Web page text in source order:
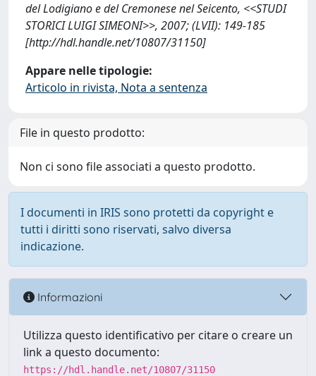
del Lodigiano e del Cremonese nel Seicento, <<STUDI
STORICI LUIGI SIMEONI>>, 2007; (LVII): 149-185
[http://hdl.handle.net/10807/31150]
Appare nelle tipologie:
Articolo in rivista, Nota a sentenza
File in questo prodotto:
Non ci sono file associati a questo prodotto.
I documenti in IRIS sono protetti da copyright e
tutti i diritti sono riservati, salvo diversa
indicazione.
Informazioni
Utilizza questo identificativo per citare o creare un
link a questo documento:
https://hdl.handle.net/10807/31150